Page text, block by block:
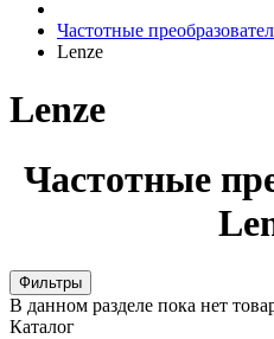
Частотные
Lenze
Lenze
Частотные
Фильтры
В данном разделе пока нет
Каталог